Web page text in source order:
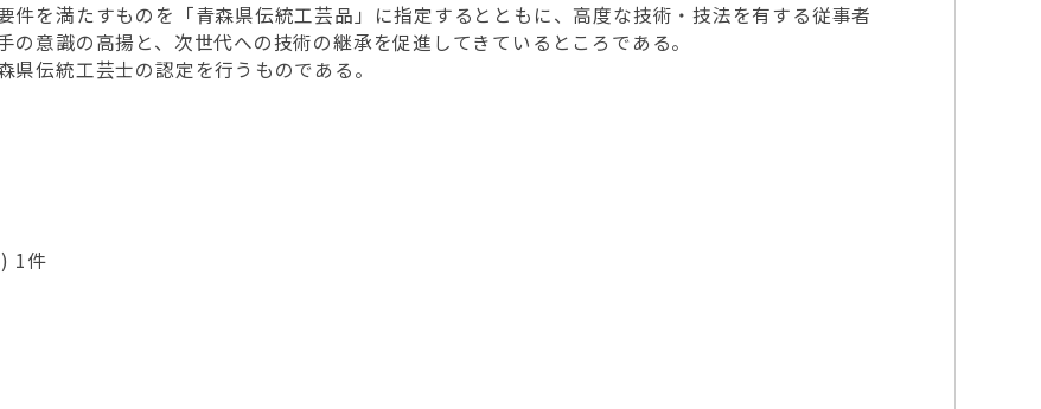
件を満たすものを「青森県伝統工芸品」に指定するとともに、高度な技術・技法を有する従事者
意識の高揚と、次世代への技術の継承を促進してきているところである。
伝統工芸士の認定を行うものである。
1件